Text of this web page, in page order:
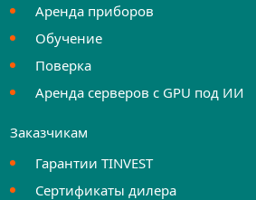
Аренда приборов
Обучение
Поверка
Аренда серверов с GPU под ИИ
Заказчикам
Гарантии TINVEST
Сертификаты дилера